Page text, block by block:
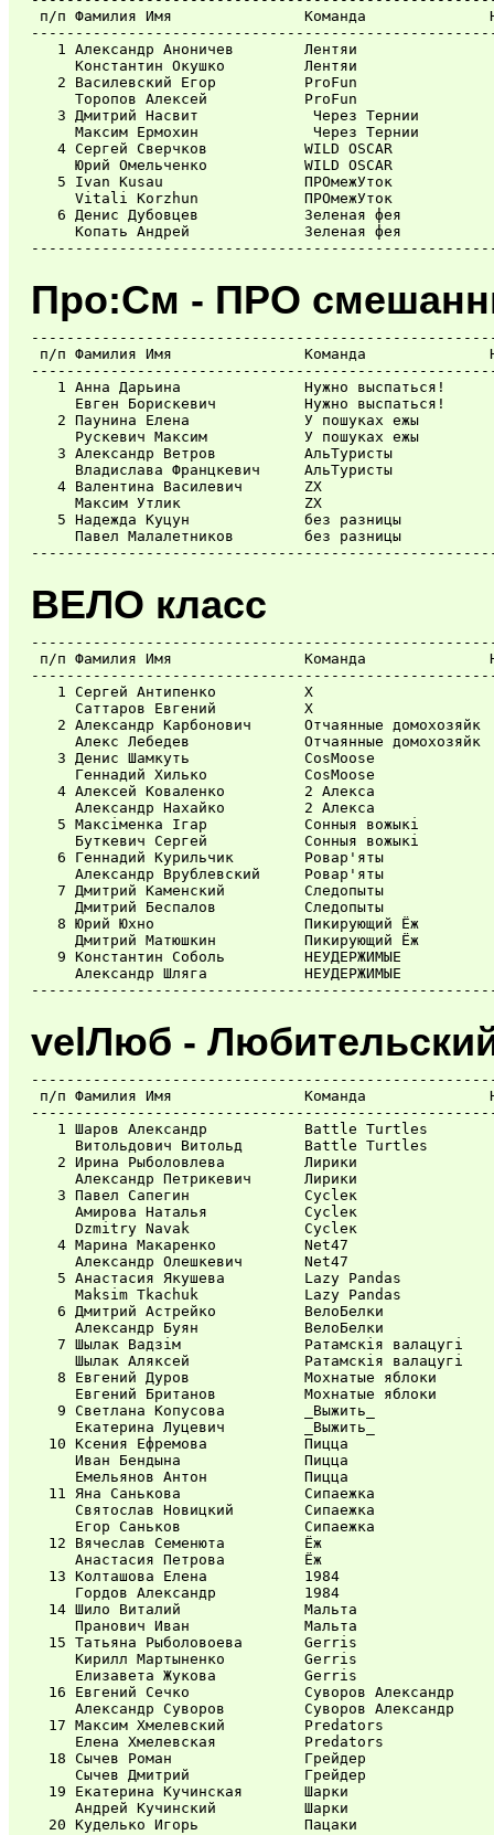
п/п Фамилия Имя               Команда
1 Александр Аноничев        Лентяи
Константин Окушко         Лентяи
2 Василевский Егор          ProFun
Торопов Алексей           ProFun
3 Дмитрий Насвит             Через Тернии
Максим Ермохин             Через Тернии
4 Сергей Сверчков           WILD OSCАR
Юрий Омельченко           WILD OSCАR
5 Ivan Kusau                ПРОмежУток
Vitali Korzhun            ПРОмежУток
6 Денис Дубовцев            Зеленая фея
Копать Андрей             Зеленая фея
Про:См - ПРО
п/п Фамилия Имя               Команда
1 Анна Дарьина              Нужно выспаться!
Евген Борискевич          Нужно выспаться!
2 Паунина Елена             У пошуках ежы
Рускевич Максим           У пошуках ежы
3 Александр Ветров          АльТуристы
Владислава Францкевич     АльТуристы
4 Валентина Василевич       ZX
Максим Утлик              ZX
5 Надежда Куцун             без разницы
Павел Малалетников        без разницы
ВЕЛО класс
п/п Фамилия Имя               Команда
1 Сергей Антипенко          Х
Саттаров Евгений          Х
2 Александр Карбонович      Отчаянные домохозяйк
Алекс Лебедев             Отчаянные домохозяйк
3 Денис Шамкуть             CosMoose
Геннадий Хилько           CosMoose
4 Алексей Коваленко         2 Алекса
Александр Нахайко         2 Алекса
5 Максіменка Ігар           Сонныя вожыкі
Буткевич Сергей           Сонныя вожыкі
6 Геннадий Курильчик        Ровар'яты
Александр Врублевский     Ровар'яты
7 Дмитрий Каменский         Следопыты
Дмитрий Беспалов          Следопыты
8 Юрий Юхно                 Пикирующий Ёж
Дмитрий Матюшкин          Пикирующий Ёж
9 Константин Соболь         НЕУДЕРЖИМЫЕ
Александр Шляга           НЕУДЕРЖИМЫЕ
velЛюб -
п/п Фамилия Имя               Команда
1 Шаров Александр           Battle Turtles
Витольдович Витольд       Battle Turtles
2 Ирина Рыболовлева         Лирики
Александр Петрикевич      Лирики
3 Павел Сапегин             Cycleк
Амирова Наталья           Cycleк
Dzmitry Navak             Cycleк
4 Марина Макаренко          Net47
Александр Олешкевич       Net47
5 Анастасия Якушева         Lazy Pandas
Maksim Tkachuk            Lazy Pandas
6 Дмитрий Астрейко          ВелоБелки
Александр Буян            ВелоБелки
7 Шылак Вадзім              Ратамскія валацугі
Шылак Аляксей             Ратамскія валацугі
8 Евгений Дуров             Мохнатые яблоки
Евгений Британов          Мохнатые яблоки
9 Светлана Копусова         _Выжить_
Екатерина Луцевич         _Выжить_
10 Ксения Ефремова           Пицца
Иван Бендына              Пицца
Емельянов Антон           Пицца
11 Яна Санькова              Сипаежка
Святослав Новицкий        Сипаежка
Егор Саньков              Сипаежка
12 Вячеслав Семенюта         Ёж
Анастасия Петрова         Ёж
13 Колташова Елена           1984
Гордов Александр          1984
14 Шило Виталий              Мальта
Пранович Иван             Мальта
15 Татьяна Рыболовоева       Gerris
Кирилл Мартыненко         Gerris
Елизавета Жукова          Gerris
16 Евгений Сечко             Суворов Александр
Александр Суворов         Суворов Александр
17 Максим Хмелевский         Predators
Елена Хмелевская          Predators
18 Сычев Роман               Грейдер
Сычев Дмитрий             Грейдер
19 Екатерина Кучинская       Шарки
Андрей Кучинский          Шарки
20 Куделько Игорь            Пацаки